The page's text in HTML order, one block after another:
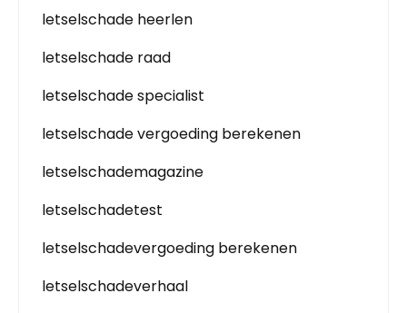
letselschade heerlen
letselschade raad
letselschade specialist
letselschade vergoeding berekenen
letselschademagazine
letselschadetest
letselschadevergoeding berekenen
letselschadeverhaal